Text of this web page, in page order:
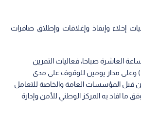
إخلاء وإنقاذ وإغلاقات وإطلاق صافرات
العاشرة صباحا، فعاليات التمرين
الوطني درب الأمان ( 3 ) وعلى مدار يومين للوقوف على مدى
قبل المؤسسات العامة والخاصة للتعامل
ما افاد به المركز الوطني للأمن وإدارة